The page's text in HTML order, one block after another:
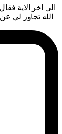
الى اخر الاية
الله تجاوز لي